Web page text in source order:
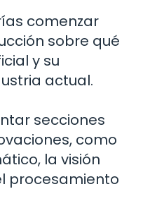
comenzar
sobre qué
y su
actual.
secciones
como
la visión
procesamiento